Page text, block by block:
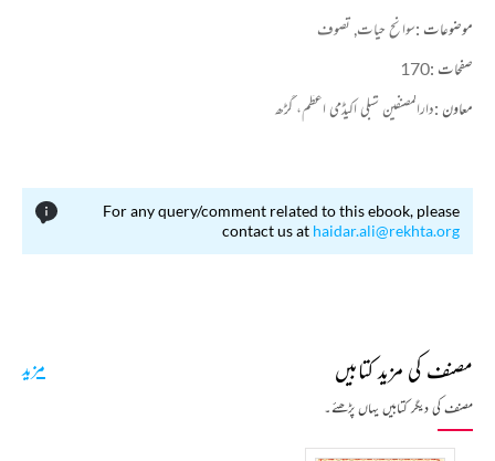
موضوعات :سوانح حیات, تصوف
صفحات :170
معاون :دارالمصنفین شبلی اکیڈمی اعظم، گڑھ
For any query/comment related to this ebook, please
contact us at haidar.ali@rekhta.org
مصنف کی مزید کتابیں
مصنف کی دیگر کتابیں یہاں پڑھئے۔
مزید